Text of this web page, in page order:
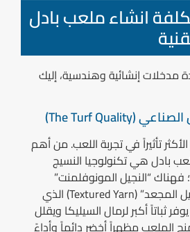
انشاء ملعب بادل
مدخلات إنشائية وهندسية، إليك
تأثيراً في تجربة اللعب. من أهم
بادلهي تكنولوجيا النسيج
“النجيل المونوفلمنت”
التقليدي، وهناك “النجيل المجعد” (Textured Yarn) الذي
ثباتاً أكبر لرمال السيليكا ويقلل
الملعب مظهراً أخضر دائماً وأداءً